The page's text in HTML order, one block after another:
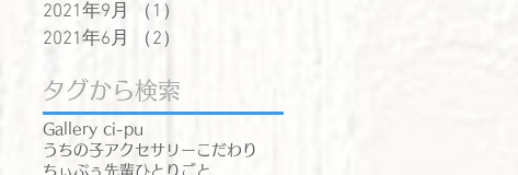
2021年9月
（1）
2021年6月
（2）
タグから検索
Gallery ci-pu
うちの子アクセサリー こだわり
ちぃぷぅ先輩ひとりごと